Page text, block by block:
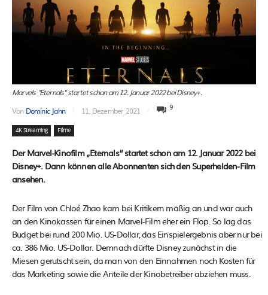
Marvels "Eternals" startet schon am 12. Januar 2022 bei Disney+.
Von Dominic Jahn 11. Dezember 2021 9
4K Streaming Filme
Der Marvel-Kinofilm „Eternals“ startet schon am 12. Januar 2022 bei
Disney+. Dann können alle Abonnenten sich den Superhelden-Film
ansehen.
Der Film von Chloé Zhao kam bei Kritikern mäßig an und war auch
an den Kinokassen für einen Marvel-Film eher ein Flop. So lag das
Budget bei rund 200 Mio. US-Dollar, das Einspielergebnis aber nur bei
ca. 386 Mio. US-Dollar. Demnach dürfte Disney zunächst in die
Miesen gerutscht sein, da man von den Einnahmen noch Kosten für
das Marketing sowie die Anteile der Kinobetreiber abziehen muss.